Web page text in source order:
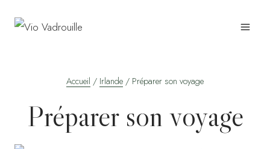
Accueil / Irlande / Préparer son voyage
Préparer son voyage